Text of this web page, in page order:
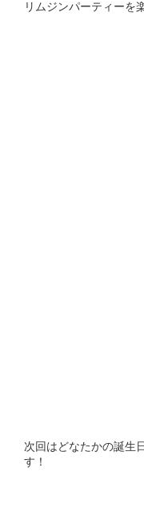
リムジンパーティーを
次回はどなたかの誕生
す！